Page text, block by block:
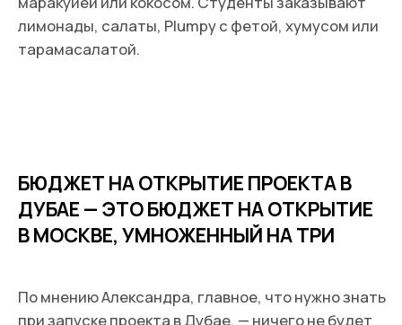
время на отдых и перезагрузку. Третье место —
любое, где можно устроить свидание с самим
собой. У всех оно разное, у меня тоже, выбираю
питанием, поэтому могу составить целое
comfort menu. На завтрак — глазунья со свежим
лососем, зеленью, огурцами, цельнозерновой
Plumpy. В обед — куриный суп или овощной суп с
капучино на миндальном молоке. В 95% случаев
заказываю себе еду в Plumpy, чтобы каждый раз